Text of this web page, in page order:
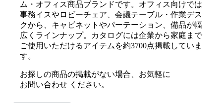
ム・オフィス商品ブランドです。オフィス向けでは
事務イスやロビーチェア、会議テーブル・作業デス
クから、キャビネットやパーテーション、備品が幅
広くラインナップ。カタログには企業から家庭まで
ご使用いただけるアイテムを約3700点掲載していま
す。
お探しの商品の掲載がない場合、お気軽に
お問い合わせ ください。